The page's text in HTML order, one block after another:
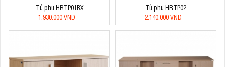
Tủ phụ HRTP01BX
1.930.000 VNĐ
Tủ phụ HRTP02
2.140.000 VNĐ